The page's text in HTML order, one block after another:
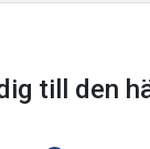
till den